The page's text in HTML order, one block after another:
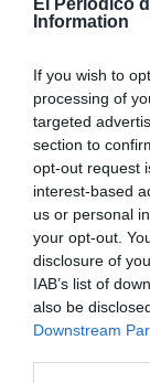
Information
If you wish to
processing of
targeted
section to
opt-out request
interest-based
us or personal
your opt-out.
disclosure of
IAB’s list of
also be
Downstream
flamenco
para todos los
Desde la
propuesta que
actividades
de calidad.